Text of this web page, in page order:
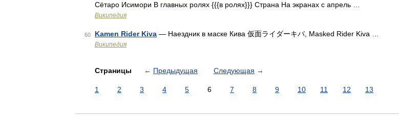
Сётаро Исимори В главных ролях {{{в ролях}}} Страна На экранах с апрель …
Википедия
60 Kamen Rider Kiva — Наездник в маске Кива 仮面ライダーキバ, Masked Rider Kiva …
Википедия
Страницы ← Предыдущая Следующая →
1 2 3 4 5 6 7 8 9 10 11 12 13